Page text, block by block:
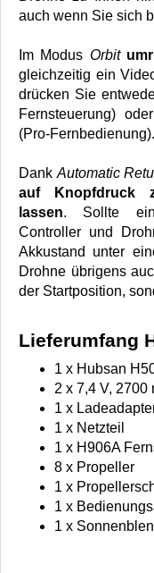
auch wenn Sie sich
Im Modus Orbit
gleichzeitig ein
drücken Sie
Fernsteuerung)
(Pro-Fernbedienung).
DankAutomatic
auf Knopfdruck
lassen. Sollte
Controller und
Akkustand unter
Drohne übrigens
der Startposition,
Lieferumfang
1 x Hubsan
2 x 7,4 V, 2700
1 x
1 x Netzteil
1 x H906A
8 x Propeller
1 x
1 x
1 x